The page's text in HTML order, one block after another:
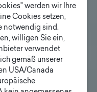
mit
als
und
werden wir Ihre
Cookies setzen,
notwendig sind.
willigen Sie ein,
verwendet
gemäß unserer
USA/Canada